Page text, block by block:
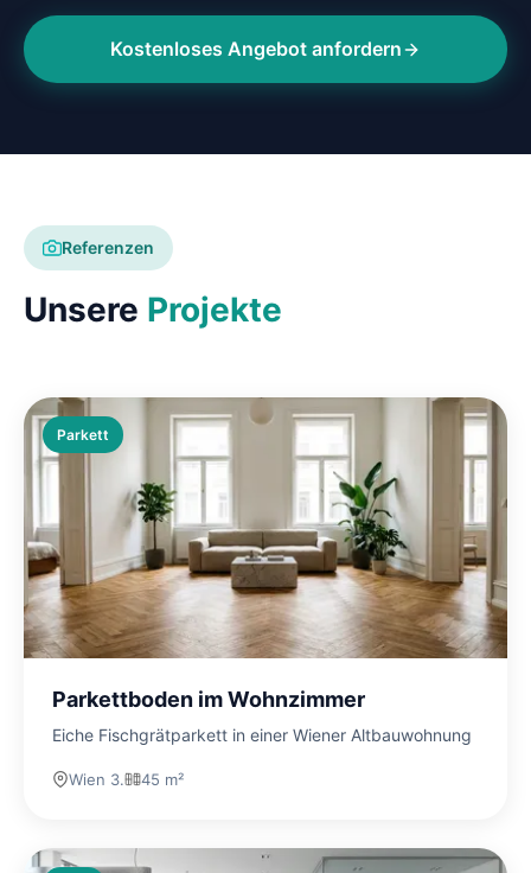
Kostenloses Angebot anfordern
Referenzen
Unsere Projekte
Parkett
Parkettboden im Wohnzimmer
Eiche Fischgrätparkett in einer Wiener Altbauwohnung
Wien 3. 45 m²